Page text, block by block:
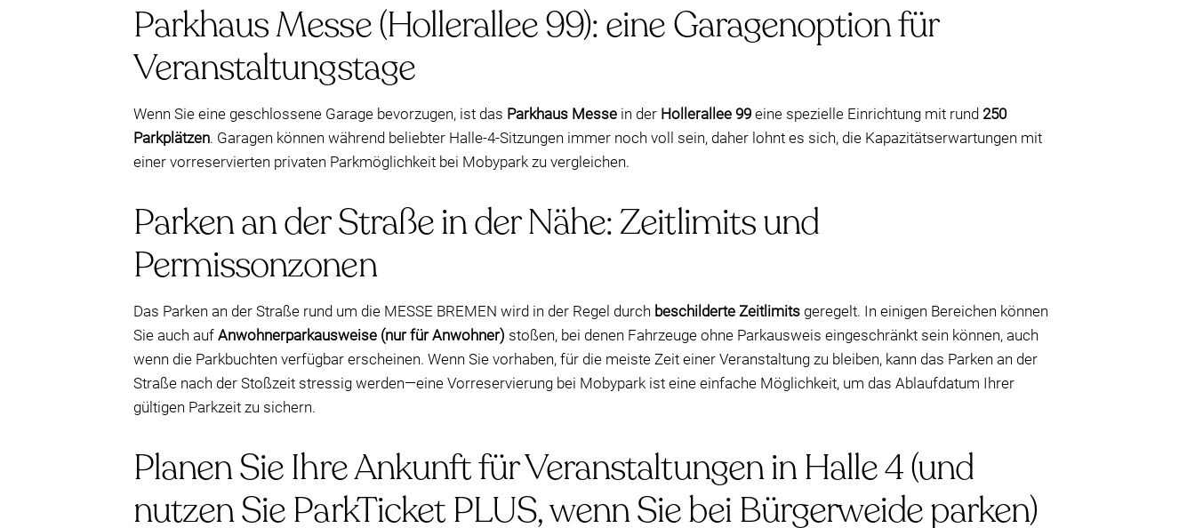
Parkhaus Messe (Hollerallee 99): eine Garagenoption für
Veranstaltungstage
Wenn Sie eine geschlossene Garage bevorzugen, ist das Parkhaus Messe in der Hollerallee 99 eine spezielle Einrichtung mit rund 250
Parkplätzen. Garagen können während beliebter Halle-4-Sitzungen immer noch voll sein, daher lohnt es sich, die Kapazitätserwartungen mit
einer vorreservierten privaten Parkmöglichkeit bei Mobypark zu vergleichen.
Parken an der Straße in der Nähe: Zeitlimits und
Permissonzonen
Das Parken an der Straße rund um die MESSE BREMEN wird in der Regel durch beschilderte Zeitlimits geregelt. In einigen Bereichen können
Sie auch auf Anwohnerparkausweise (nur für Anwohner) stoßen, bei denen Fahrzeuge ohne Parkausweis eingeschränkt sein können, auch
wenn die Parkbuchten verfügbar erscheinen. Wenn Sie vorhaben, für die meiste Zeit einer Veranstaltung zu bleiben, kann das Parken an der
Straße nach der Stoßzeit stressig werden—eine Vorreservierung bei Mobypark ist eine einfache Möglichkeit, um das Ablaufdatum Ihrer
gültigen Parkzeit zu sichern.
Planen Sie Ihre Ankunft für Veranstaltungen in Halle 4 (und
nutzen Sie ParkTicket PLUS, wenn Sie bei Bürgerweide parken)